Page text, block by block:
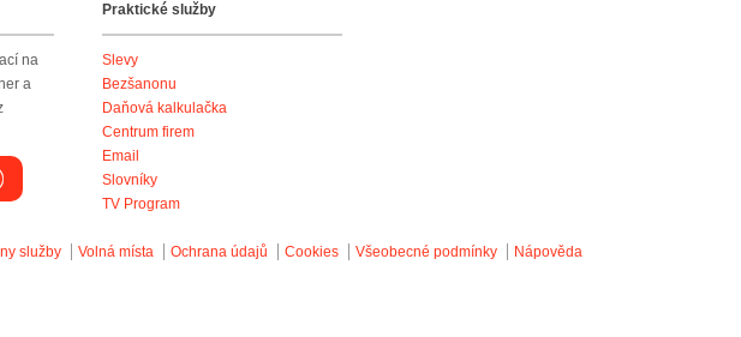
na
a
Praktické služby
Slevy
Bezšanonu
Daňová kalkulačka
Centrum firem
Email
Slovníky
TV Program
služby Volná místa Ochrana údajů Cookies Všeobecné podmínky Nápověda